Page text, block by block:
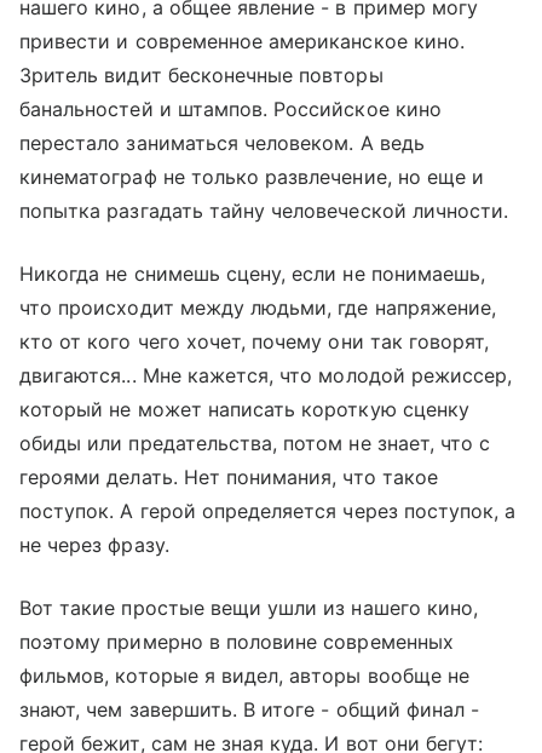
нашего кино, а общее явление - в пример могу
привести и современное американское кино.
Зритель видит бесконечные повторы
банальностей и штампов. Российское кино
перестало заниматься человеком. А ведь
кинематограф не только развлечение, но еще и
попытка разгадать тайну человеческой личности.
Никогда не снимешь сцену, если не понимаешь,
что происходит между людьми, где напряжение,
кто от кого чего хочет, почему они так говорят,
двигаются... Мне кажется, что молодой режиссер,
который не может написать короткую сценку
обиды или предательства, потом не знает, что с
героями делать. Нет понимания, что такое
поступок. А герой определяется через поступок, а
не через фразу.
Вот такие простые вещи ушли из нашего кино,
поэтому примерно в половине современных
фильмов, которые я видел, авторы вообще не
знают, чем завершить. В итоге - общий финал -
герой бежит, сам не зная куда. И вот они бегут: